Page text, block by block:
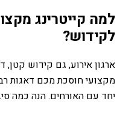
למה קייטרינג
לקידוש?
ארגון אירוע, גם קידוש קטן,
מקצועי חוסכת מכם דאגות
יחד עם האורחים. הנה כמה